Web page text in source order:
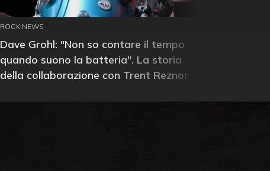
ROCK NEWS
Dave Grohl: "Non so contare il tempo
quando suono la batteria". La storia
della collaborazione con Trent Reznor